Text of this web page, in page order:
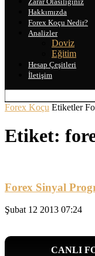
Hakkımızda
Forex Koçu Nedir?
Analizler
Doviz
Eğitim
Hesap Çeşitleri
İletişim
Forex Koçu Etiketler
Etiket:
Forex Sinyal
Şubat 12 2013 07:24
CANLI